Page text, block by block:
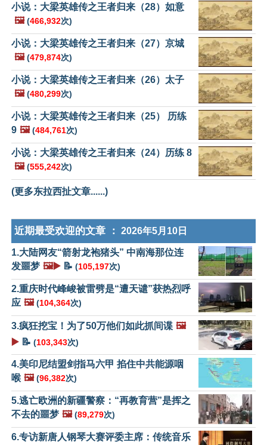
小说：大梁英雄传之王者归来（28）如意
🖼️ (466,932次)
小说：大梁英雄传之王者归来（27）京城
🖼️ (479,874次)
小说：大梁英雄传之王者归来（26）太子
🖼️ (480,299次)
小说：大梁英雄传之王者归来（25） 历练
9 🖼️ (484,761次)
小说：大梁英雄传之王者归来（24）历练 8
🖼️ (555,242次)
(更多东拉西扯文章......)
近期最受欢迎的文章 ： 2026年5月10日
1.大陆网友“箭射龙袍猪头” 中南海那位连
发噩梦 🖼️▶️ 📝 (105,197次)
2.重庆时代峰峻被雷劈是“遭天谴”获热烈呼
应 🖼️ (104,364次)
3.疯狂挖宝！为了50万他们如此抓间谍 🖼️
▶️ 📝 (103,343次)
4.美印尼结盟剑指马六甲 掐住中共能源咽
喉 🖼️ (96,382次)
5.逃亡欧洲的新疆警察：“再教育营”是挥之
不去的噩梦 🖼️ (89,279次)
6.专访新唐人钢琴大赛评委主席：传统音乐